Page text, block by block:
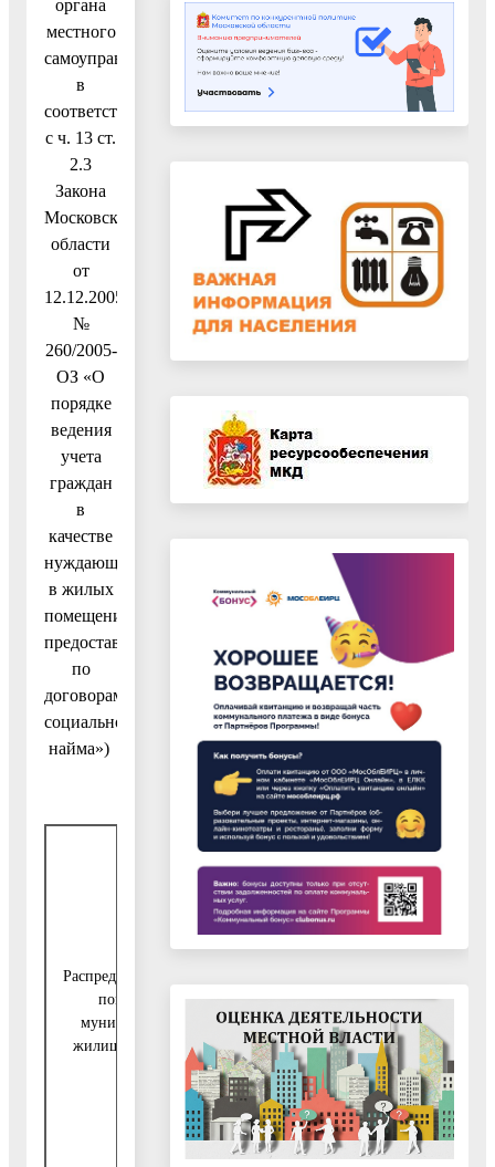
органа
местного
самоуправления
в
соответствии
с ч. 13 ст.
2.3
Закона
Московской
области
от
12.12.2005
№
260/2005-
ОЗ «О
порядке
ведения
учета
граждан
в
качестве
нуждающихся
в жилых
помещениях,
предоставляемых
по
договорам
социального
найма»)
Распределение жилых
помещений
муниципального
жилищного фонда:
Жилые
помещения
приобретенные за
счет средств
помещения
переданные
ВСЕГО
в 2019
году
В том
числе в
4
квартале
ВСЕГО
в 2019
году